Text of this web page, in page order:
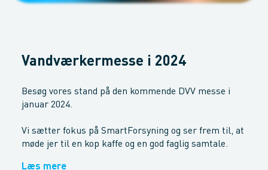
Vandværkermesse i 2024
Besøg vores stand på den kommende DVV messe i
januar 2024.
Vi sætter fokus på SmartForsyning og ser frem til, at
møde jer til en kop kaffe og en god faglig samtale.
Læs mere